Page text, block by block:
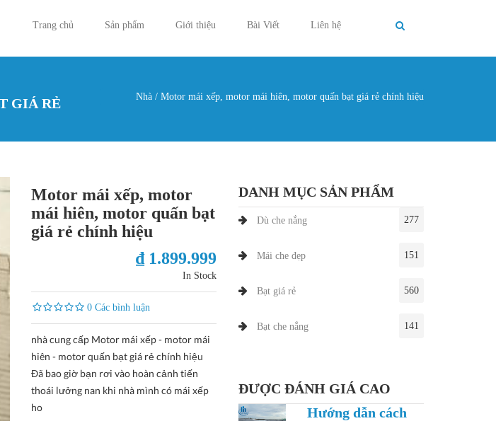
Trang chủ
Sản phẩm Giới thiệu Bài Viết Liên hệ
GIÁ RẺ
Nhà / Motor mái xếp, motor mái hiên, motor quấn bạt giá rẻ chính hiệu
Motor mái xếp, motor
mái hiên, motor quấn bạt
giá rẻ chính hiệu
₫ 1.899.999
In Stock
0 Các bình luận
nhà cung cấp Motor mái xếp - motor mái
hiên - motor quấn bạt giá rẻ chính hiệu
Đã bao giờ bạn rơi vào hoàn cảnh tiến
thoái lưởng nan khi nhà mình có mái xếp
ho
DANH MỤC SẢN PHẨM
Dù che nắng 277
Mái che đẹp 151
Bạt giá rẻ 560
Bạt che nắng 141
ĐƯỢC ĐÁNH GIÁ CAO
Hướng dẫn cách